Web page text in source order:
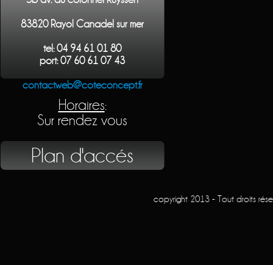
83820 Rayol Canadel sur mer
tel: 04 94 61 01 80
port: 07 60 61 07 43
contactweb@coteconcept.fr
Horaires:
Sur rendez vous
Plan d'accés
copyright 2013 - Tout droits